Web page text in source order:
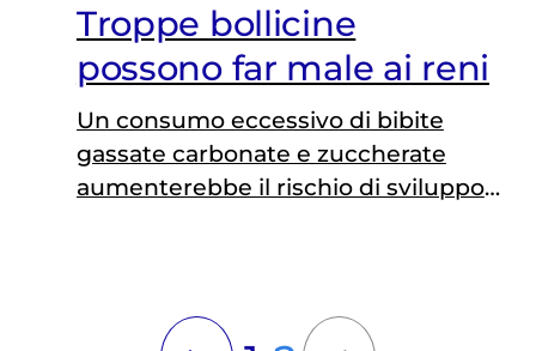
Troppe bollicine
possono far male ai reni
Un consumo eccessivo di bibite
gassate carbonate e zuccherate
aumenterebbe il rischio di sviluppo
insorgenza tè, caffè e succo d’arancia